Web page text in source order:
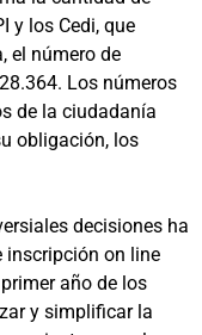
y los Cedi, que
el número de
Los números
de la ciudadanía
obligación, los
decisiones ha
inscripción on line
año de los
y simplificar la